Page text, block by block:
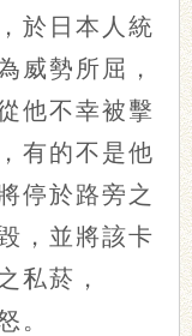
於日本人統
威勢所屈，
他不幸被擊
有的不是他
停於路旁之
，並將該卡
私菸，
。